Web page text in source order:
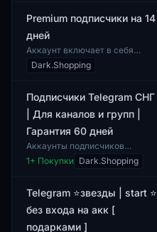
В поставк...
Premium подписчики на 14
дней
Аккаунт включает в себя
премиум подписчиков на срок
14 дней. Подписка не требует
что облегча...
Dark.Shopping
Подписчики Telegram СНГ
| Для каналов и групп |
Гарантия 60 дней
Аккаунты подписчиков
Telegram из СНГ
предназначены для
группах. Профили имеют
сбалансированное...
1+ Покупки Dark.Shopping
Telegram ⭐звезды | start ⭐
без входа на акк [
подарками ]